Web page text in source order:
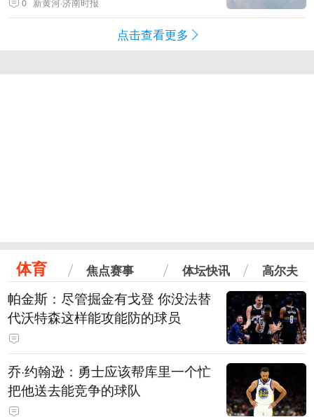
0 新黄河·济南时报
点击查看更多
体育 焦点赛事 体坛快讯 高尔夫
帕金斯：尽管掘金有戈登 你没法替
代沃特森这样能攻能防的球员
乔·约翰逊：勇士应该帮库里一个忙
把他送去能竞争的球队